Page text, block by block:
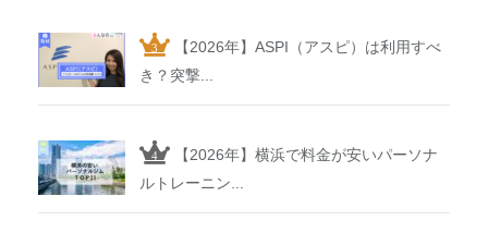
【2026年】ASPI（アスピ）は利用すべ
き？突撃...
【2026年】横浜で料金が安いパーソナ
ルトレーニン...